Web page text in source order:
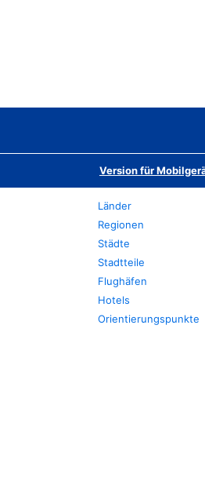
Version für
Länder
Regionen
Städte
Stadtteile
Flughäfen
Hotels
Orientierungspunkte